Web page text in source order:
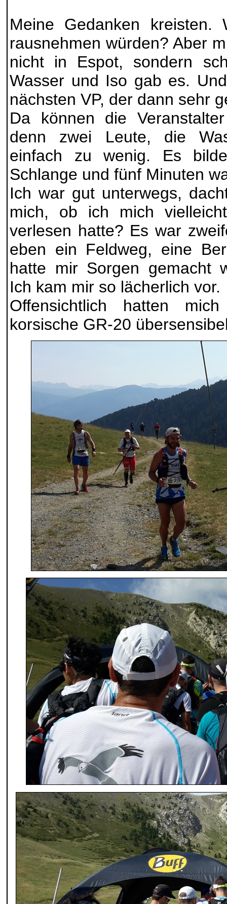
Meine Gedanken
rausnehmen würden? Aber
nicht in Espot, sondern
Wasser und Iso gab es.
nächsten VP, der dann sehr
Da können die
denn zwei Leute, die
einfach zu wenig. Es
Schlange und fünf Minuten
Ich war gut unterwegs,
mich, ob ich mich
verlesen hatte? Es war
eben ein Feldweg, eine
hatte mir Sorgen gemacht
Ich kam mir so lächerlich vor.
Offensichtlich hatten
korsische GR-20